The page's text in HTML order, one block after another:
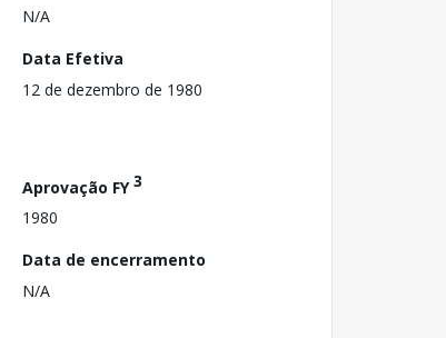
N/A
Data Efetiva
12 de dezembro de 1980
Aprovação FY3
1980
Data de encerramento
N/A